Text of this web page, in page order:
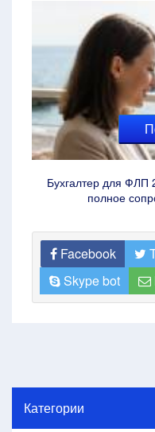
Бухгалтер для ФЛП
полное
Facebook
Skype bot
Категории